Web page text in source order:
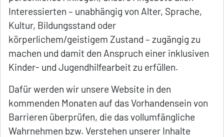
Interessierten – unabhängig von Alter, Sprache,
Kultur, Bildungsstand oder
körperlichem/geistigem Zustand – zugängig zu
machen und damit den Anspruch einer inklusiven
Kinder- und Jugendhilfearbeit zu erfüllen.
Dafür werden wir unsere Website in den
kommenden Monaten auf das Vorhandensein von
Barrieren überprüfen, die das vollumfängliche
Wahrnehmen bzw. Verstehen unserer Inhalte